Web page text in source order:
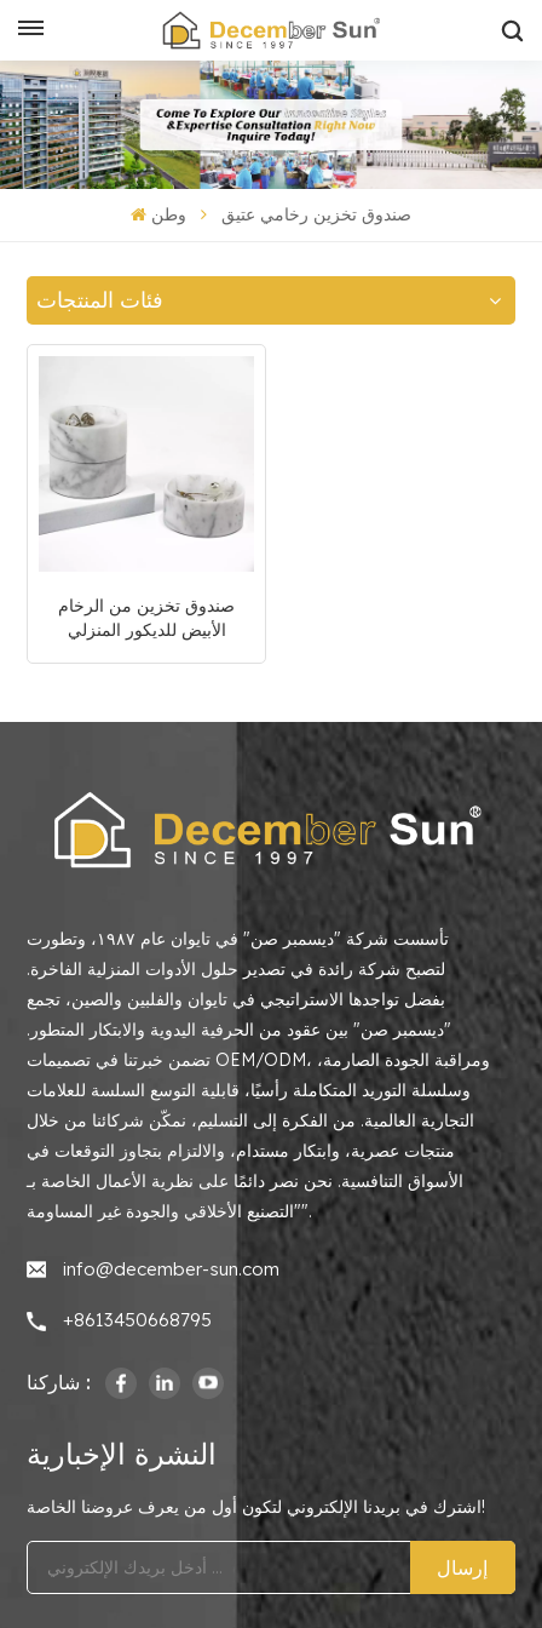
وطن صندوق تخزين رخامي عتيق
فئات المنتجات
صندوق تخزين من الرخام
الأبيض للديكور المنزلي
تأسست شركة "ديسمبر صن" في تايوان عام ١٩٨٧، وتطورت
لتصبح شركة رائدة في تصدير حلول الأدوات المنزلية الفاخرة.
بفضل تواجدها الاستراتيجي في تايوان والفلبين والصين، تجمع
"ديسمبر صن" بين عقود من الحرفية اليدوية والابتكار المتطور.
تضمن خبرتنا في تصميمات OEM/ODM، ومراقبة الجودة الصارمة،
وسلسلة التوريد المتكاملة رأسيًا، قابلية التوسع السلسة للعلامات
التجارية العالمية. من الفكرة إلى التسليم، نمكّن شركائنا من خلال
منتجات عصرية، وابتكار مستدام، والالتزام بتجاوز التوقعات في
الأسواق التنافسية. نحن نصر دائمًا على نظرية الأعمال الخاصة بـ
"التصنيع الأخلاقي والجودة غير المساومة".
info@december-sun.com
+8613450668795
شاركنا :
النشرة الإخبارية
اشترك في بريدنا الإلكتروني لتكون أول من يعرف عروضنا الخاصة!
إرسال